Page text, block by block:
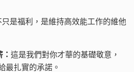
是福利，是維持高效能工作的維他
這是我們對你才華的基礎敬意，
最扎實的承諾。